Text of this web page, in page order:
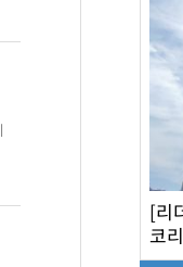
[리
코